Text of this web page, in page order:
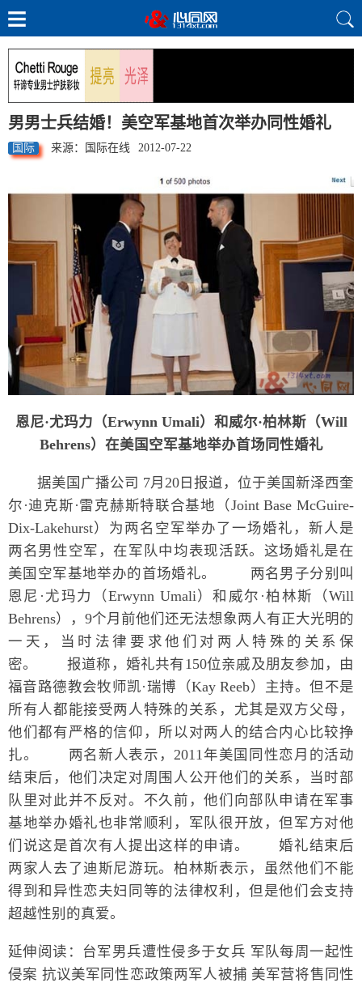
男男士兵结婚！美空军基地首次举办同性婚礼
国际 来源：国际在线 2012-07-22
恩尼·尤玛力（Erwynn Umali）和威尔·柏林斯（Will
Behrens）在美国空军基地举办首场同性婚礼
据美国广播公司 7月20日报道，位于美国新泽西奎
尔·迪克斯·雷克赫斯特联合基地（Joint Base McGuire-
Dix-Lakehurst）为两名空军举办了一场婚礼，新人是
两名男性空军，在军队中均表现活跃。这场婚礼是在
美国空军基地举办的首场婚礼。 两名男子分别叫
恩尼·尤玛力（Erwynn Umali）和威尔·柏林斯（Will
Behrens），9个月前他们还无法想象两人有正大光明的
一天，当时法律要求他们对两人特殊的关系保
密。 报道称，婚礼共有150位亲戚及朋友参加，由
福音路德教会牧师凯·瑞博（Kay Reeb）主持。但不是
所有人都能接受两人特殊的关系，尤其是双方父母，
他们都有严格的信仰，所以对两人的结合内心比较挣
扎。 两名新人表示，2011年美国同性恋月的活动
结束后，他们决定对周围人公开他们的关系，当时部
队里对此并不反对。不久前，他们向部队申请在军事
基地举办婚礼也非常顺利，军队很开放，但军方对他
们说这是首次有人提出这样的申请。 婚礼结束后
两家人去了迪斯尼游玩。柏林斯表示，虽然他们不能
得到和异性恋夫妇同等的法律权利，但是他们会支持
超越性别的真爱。
延伸阅读：台军男兵遭性侵多于女兵 军队每周一起性
侵案 抗议美军同性恋政策两军人被捕 美军营将售同性